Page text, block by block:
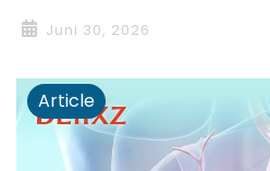
Juni 30, 2026
Article